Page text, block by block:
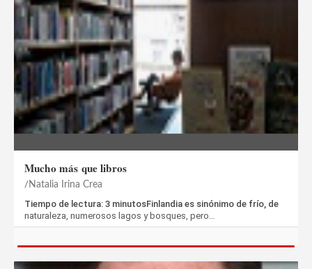
Mucho más que libros
Natalia Irina Crea
Tiempo de lectura: 3 minutosFinlandia es sinónimo de frío, de
naturaleza, numerosos lagos y bosques, pero…